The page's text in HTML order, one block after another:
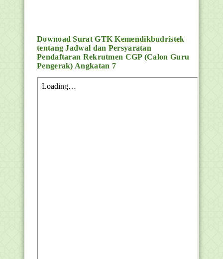
DownoadSurat GTK Kemendikbudristek
tentang Jadwal dan Persyaratan
Pendaftaran Rekrutmen CGP (Calon Guru
Pengerak) Angkatan 7